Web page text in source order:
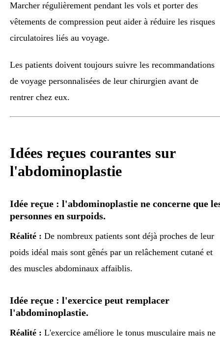
Marcher régulièrement pendant les vols et porter des
vêtements de compression peut aider à réduire les risques
circulatoires liés au voyage.
Les patients doivent toujours suivre les recommandations
de voyage personnalisées de leur chirurgien avant de
rentrer chez eux.
Idées reçues courantes sur
l'abdominoplastie
Idée reçue : l'abdominoplastie ne concerne que
personnes en surpoids.
Réalité : De nombreux patients sont déjà proches de leur
poids idéal mais sont gênés par un relâchement cutané et
des muscles abdominaux affaiblis.
Idée reçue : l'exercice peut remplacer
l'abdominoplastie.
Réalité : L'exercice améliore le tonus musculaire mais ne